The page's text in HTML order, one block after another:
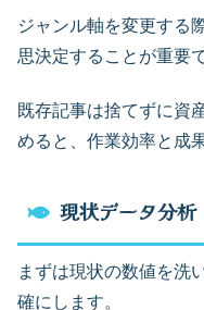
ジャンル軸を変更する
思決定することが重要
既存記事は捨てずに資
めると、作業効率と成
現状データ分析
まずは現状の数値を洗
確にします。